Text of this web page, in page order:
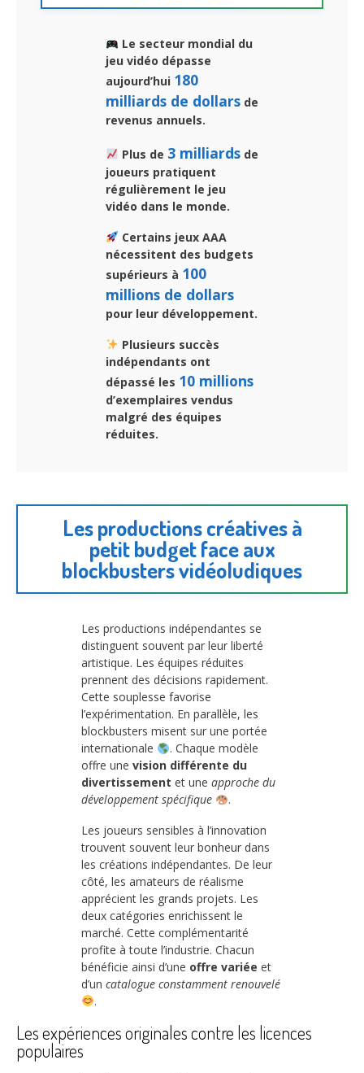
Le secteur mondial du
jeu vidéo dépasse
aujourd’hui 180
milliards de dollars de
revenus annuels.
Plus de 3 milliardsde
joueurs pratiquent
régulièrement le jeu
vidéo dans le monde.
Certains jeux AAA
nécessitent des budgets
supérieurs à 100
millions de dollars
pour leur développement.
Plusieurs succès
indépendants ont
dépassé les 10 millions
d’exemplaires vendus
malgré des équipes
réduites.
Les productions créatives à
petit budget face aux
blockbusters vidéoludiques
Les productions indépendantes se
distinguent souvent par leur liberté
artistique. Les équipes réduites
prennent des décisions rapidement.
Cette souplesse favorise
l’expérimentation. En parallèle, les
blockbusters misent sur une portée
internationale
. Chaque modèle
offre une vision différente du
divertissement et une approche du
développement spécifique
.
Les joueurs sensibles à l’innovation
trouvent souvent leur bonheur dans
les créations indépendantes. De leur
côté, les amateurs de réalisme
apprécient les grands projets. Les
deux catégories enrichissent le
marché. Cette complémentarité
profite à toute l’industrie. Chacun
bénéficie ainsi d’une offre variée et
d’un catalogue constamment renouvelé
.
Les expériences originales contre les licences
populaires